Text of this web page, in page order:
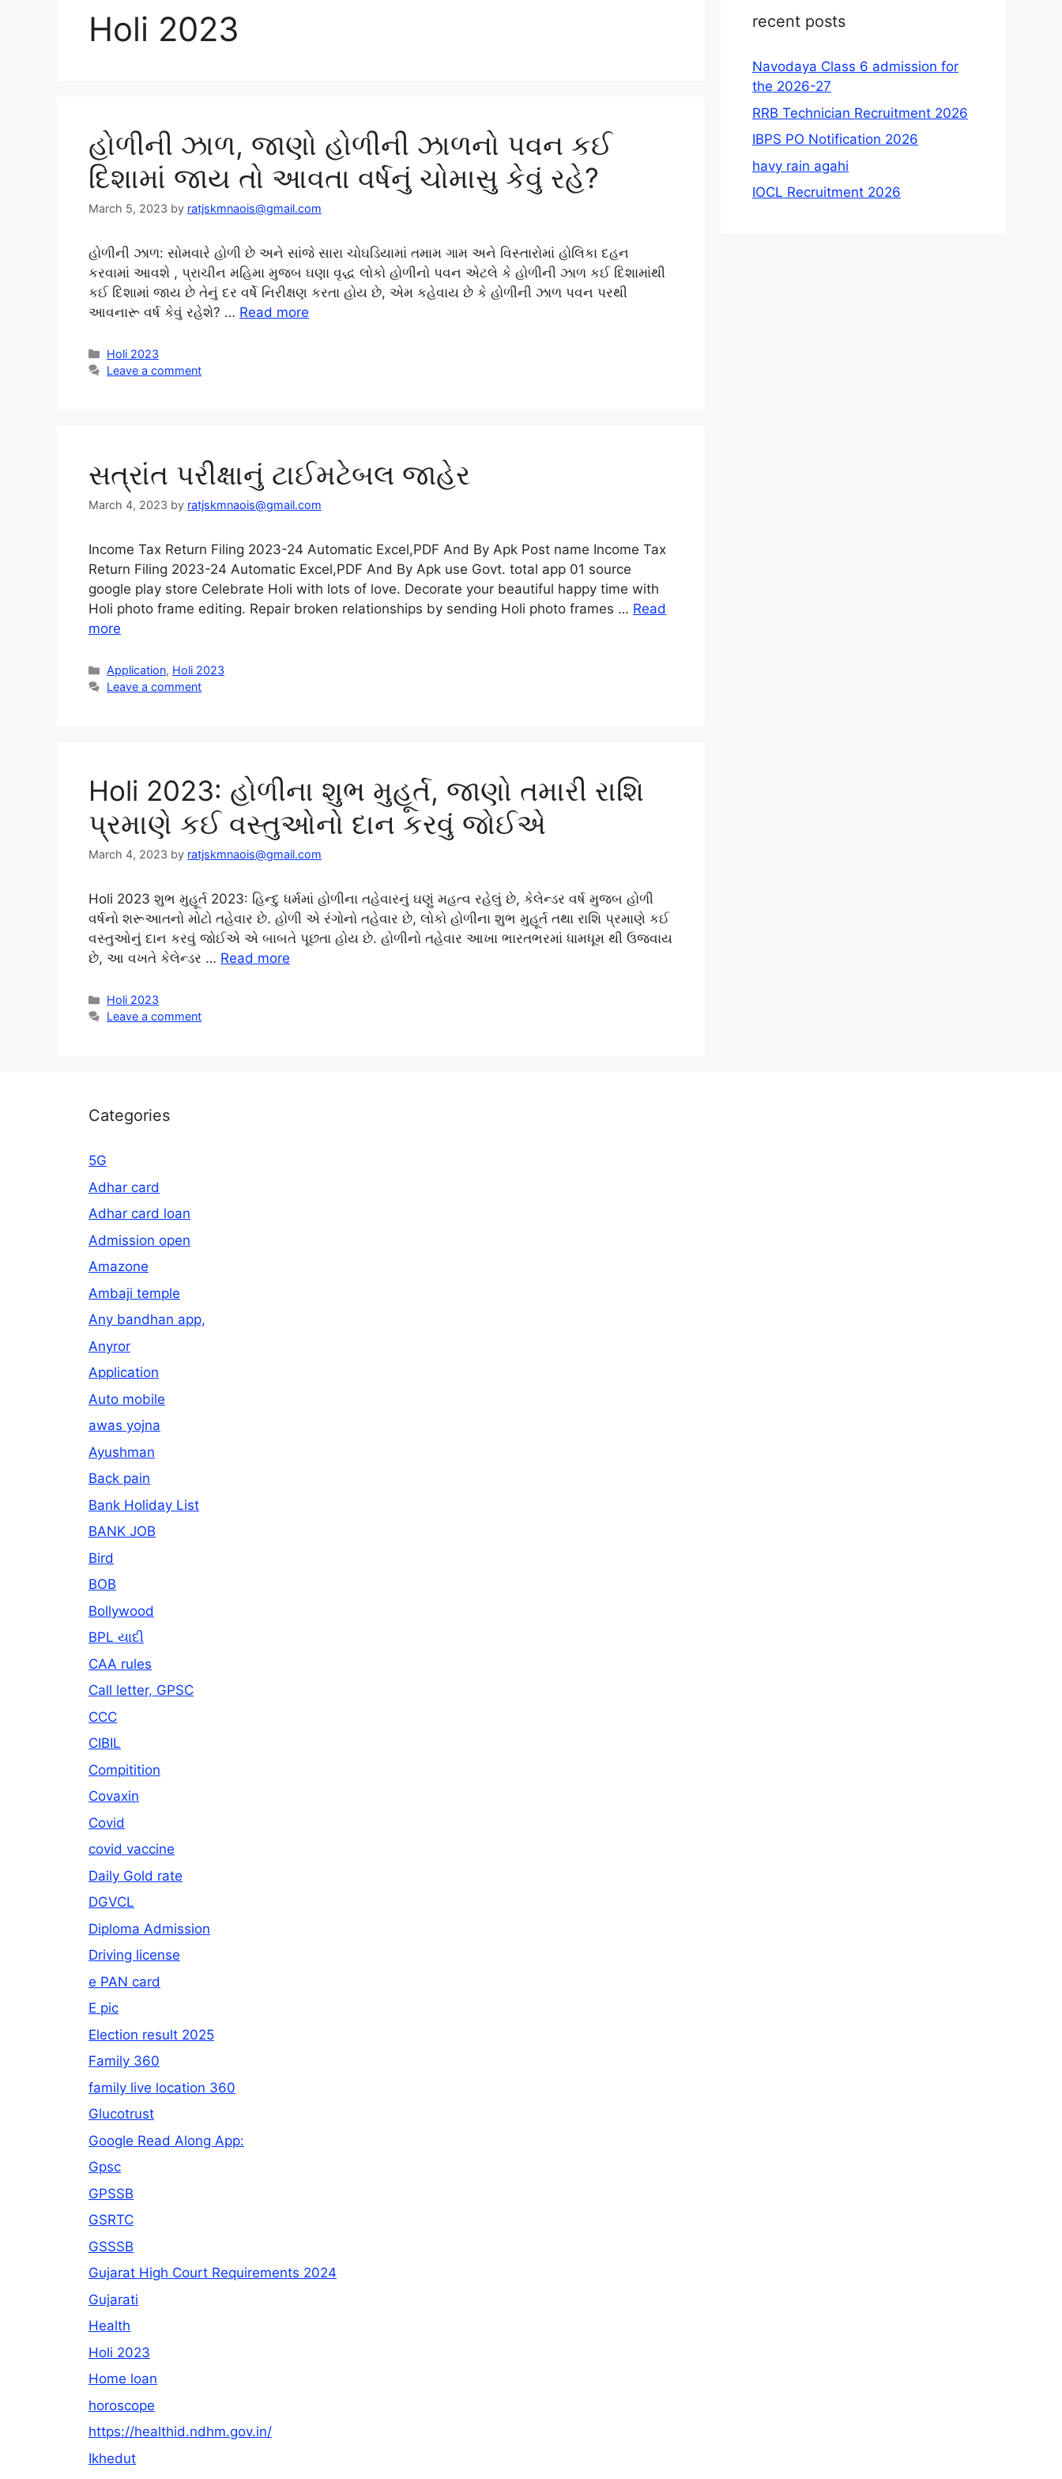
Holi 2023
હોળીની ઝાળ, જાણો હોળીની ઝાળનો પવન કઈ
દિશામાં જાય તો આવતા વર્ષનું ચોમાસુ કેવું રહે?
March 5, 2023 by ratjskmnaois@gmail.com
હોળીની ઝાળ: સોમવારે હોળી છે અને સાંજે સારા ચોઘડિયામાં તમામ ગામ અને વિસ્તારોમાં હોલિકા દહન
કરવામાં આવશે , પ્રાચીન મહિમા મુજબ ઘણા વૃદ્ધ લોકો હોળીનો પવન એટલે કે હોળીની ઝાળ કઈ દિશામાંથી
કઈ દિશામાં જાય છે તેનું દર વર્ષે નિરીક્ષણ કરતા હોય છે, એમ કહેવાય છે કે હોળીની ઝાળ પવન પરથી
આવનારૂ વર્ષ કેવું રહેશે? … Read more
Categories
Holi 2023
Leave a comment
સત્રાંત પરીક્ષાનું ટાઈમટેબલ જાહેર
March 4, 2023 by ratjskmnaois@gmail.com
Income Tax Return Filing 2023-24 Automatic Excel,PDF And By Apk Post name Income Tax
Return Filing 2023-24 Automatic Excel,PDF And By Apk use Govt. total app 01 source
google play store Celebrate Holi with lots of love. Decorate your beautiful happy time with
Holi photo frame editing. Repair broken relationships by sending Holi photo frames … Read
more
Categories
Application, Holi 2023
Leave a comment
Holi 2023: હોળીના શુભ મુહૂર્ત, જાણો તમારી રાશિ
પ્રમાણે કઈ વસ્તુઓનો દાન કરવું જોઈએ
March 4, 2023 by ratjskmnaois@gmail.com
Holi 2023 શુભ મુહૂર્ત 2023: હિન્દુ ધર્મમાં હોળીના તહેવારનું ઘણું મહત્વ રહેલું છે, કેલેન્ડર વર્ષ મુજબ હોળી
વર્ષનો શરૂઆતનો મોટો તહેવાર છે. હોળી એ રંગોનો તહેવાર છે, લોકો હોળીના શુભ મુહૂર્ત તથા રાશિ પ્રમાણે કઈ
વસ્તુઓનું દાન કરવું જોઈએ એ બાબતે પૂછતા હોય છે. હોળીનો તહેવાર આખા ભારતભરમાં ધામધૂમ થી ઉજવાય
છે, આ વખતે કેલેન્ડર … Read more
Categories
Holi 2023
Leave a comment
recent posts
Navodaya Class 6 admission for
the 2026-27
RRB Technician Recruitment 2026
IBPS PO Notification 2026
havy rain agahi
IOCL Recruitment 2026
Categories
5G
Adhar card
Adhar card loan
Admission open
Amazone
Ambaji temple
Any bandhan app,
Anyror
Application
Auto mobile
awas yojna
Ayushman
Back pain
Bank Holiday List
BANK JOB
Bird
BOB
Bollywood
BPL યાદી
CAA rules
Call letter, GPSC
CCC
CIBIL
Compitition
Covaxin
Covid
covid vaccine
Daily Gold rate
DGVCL
Diploma Admission
Driving license
e PAN card
E pic
Election result 2025
Family 360
family live location 360
Glucotrust
Google Read Along App:
Gpsc
GPSSB
GSRTC
GSSSB
Gujarat High Court Requirements 2024
Gujarati
Health
Holi 2023
Home loan
horoscope
https://healthid.ndhm.gov.in/
Ikhedut